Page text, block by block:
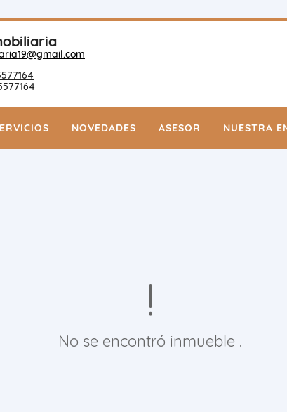
NOVEDADES ASESOR NUESTRA
No se encontró inmueble .